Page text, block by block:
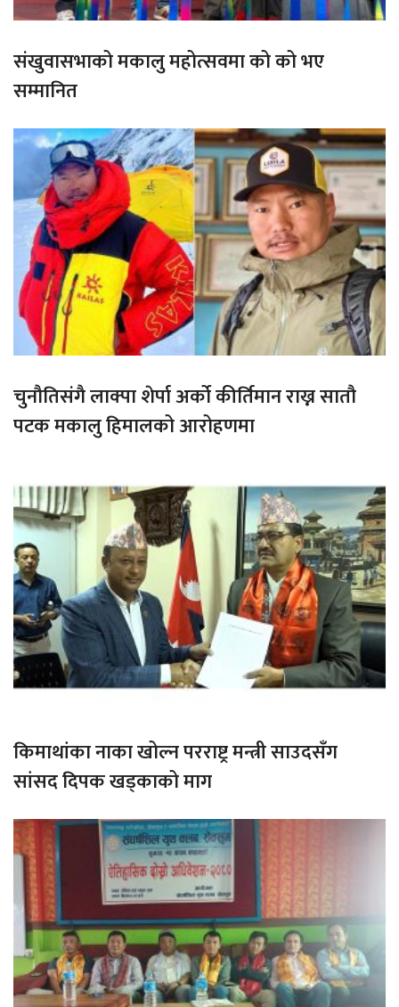
संखुवासभाको मकालु महोत्सवमा को को भए
सम्मानित
चुनौतिसंगै लाक्पा शेर्पा अर्को कीर्तिमान राख्न सातौ
पटक मकालु हिमालको आरोहणमा
किमाथांका नाका खोल्न परराष्ट्र मन्त्री साउदसँग
सांसद दिपक खड्काको माग